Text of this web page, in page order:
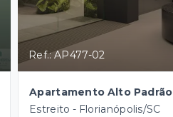
Ref.: AP477-02
Apartamento Alto Padrão
Estreito - Florianópolis/SC